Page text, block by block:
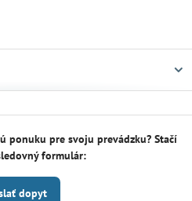
ponuku pre svoju prevádzku? Stačí
formulár:
dopyt